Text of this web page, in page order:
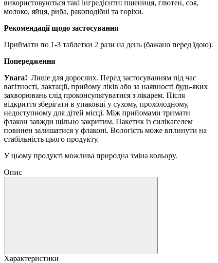
використовуються такі інгредієнти: пшениця, глютен, соя,
молоко, яйця, риба, ракоподібні та горіхи.
Рекомендації щодо застосування
Приймати по 1-3 таблетки 2 рази на день (бажано перед їдою).
Попередження
Увага! Лише для дорослих. Перед застосуванням під час
вагітності, лактації, прийому ліків або за наявності будь-яких
захворювань слід проконсультуватися з лікарем. Після
відкриття зберігати в упаковці у сухому, прохолодному,
недоступному для дітей місці. Між прийомами тримати
флакон завжди щільно закритим. Пакетик із силікагелем
повинен залишатися у флаконі. Вологість може вплинути на
стабільність цього продукту.
У цьому продукті можлива природна зміна кольору.
Опис
Характеристики